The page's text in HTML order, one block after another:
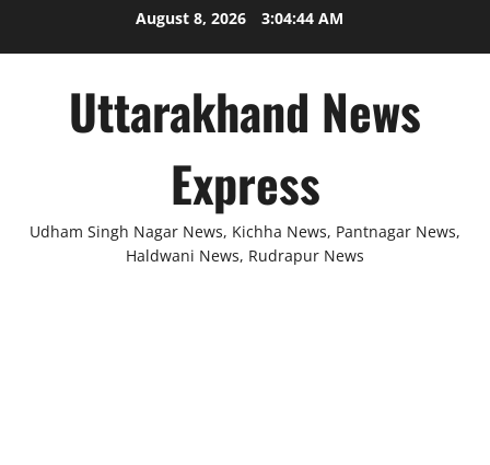
August 8, 2026 3:04:44 AM
Uttarakhand News
Express
Udham Singh Nagar News, Kichha News, Pantnagar News,
Haldwani News, Rudrapur News